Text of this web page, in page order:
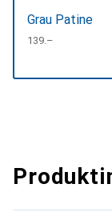
Grau Patine
CHF
139.–